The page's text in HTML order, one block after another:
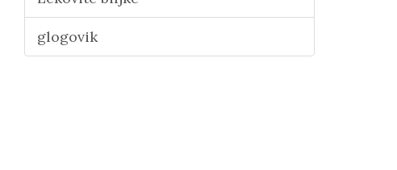
glogovik